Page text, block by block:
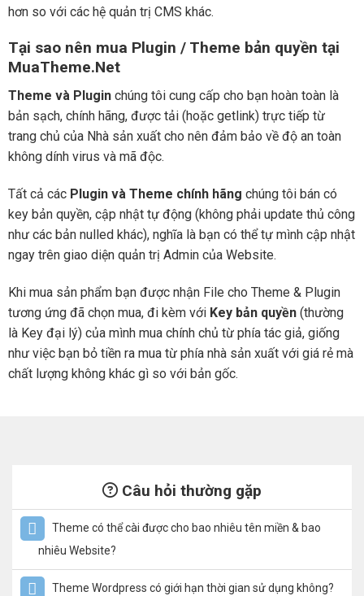
hơn so với các hệ quản trị CMS khác.
Tại sao nên mua Plugin / Theme bản quyền tại
MuaTheme.Net
Theme và Plugin chúng tôi cung cấp cho bạn hoàn toàn là
bản sạch, chính hãng, được tải (hoặc getlink) trực tiếp từ
trang chủ của Nhà sản xuất cho nên đảm bảo về độ an toàn
không dính virus và mã độc.
Tất cả các Plugin và Theme chính hãng chúng tôi bán có
key bản quyền, cập nhật tự động (không phải update thủ công
như các bản nulled khác), nghĩa là bạn có thể tự mình cập nhật
ngay trên giao diện quản trị Admin của Website.
Khi mua sản phẩm bạn được nhận File cho Theme & Plugin
tương ứng đã chọn mua, đi kèm với Key bản quyền (thường
là Key đại lý) của mình mua chính chủ từ phía tác giả, giống
như việc bạn bỏ tiền ra mua từ phía nhà sản xuất với giá rẻ mà
chất lượng không khác gì so với bản gốc.
Câu hỏi thường gặp
Theme có thể cài được cho bao nhiêu tên miền & bao
nhiêu Website?
Theme Wordpress có giới hạn thời gian sử dụng không?